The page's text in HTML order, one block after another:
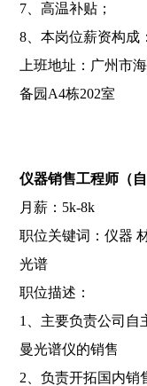
7、高温补贴；
8、本岗位薪资构成
上班地址：广州市
备园A4栋202室
仪器销售工程师（
月薪：5k-8k
职位关键词：仪器
光谱
职位描述：
1、主要负责公司自
曼光谱仪的销售
2、负责开拓国内销